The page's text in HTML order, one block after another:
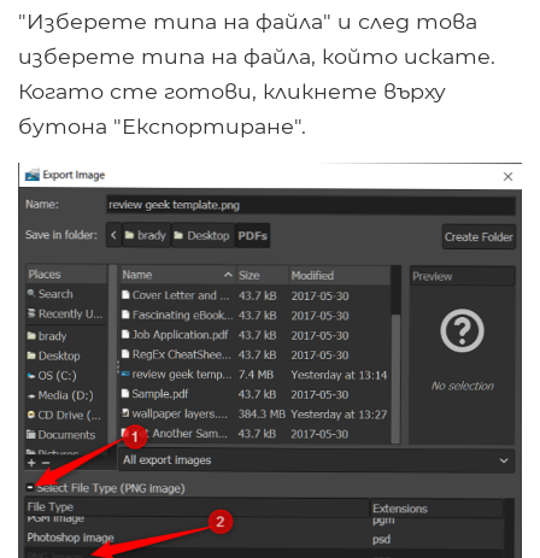
"Изберете типа на файла" и след това
изберете типа на файла, който искате.
Когато сте готови, кликнете върху
бутона "Експортиране".